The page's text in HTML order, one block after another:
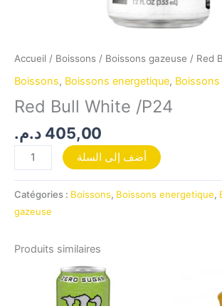
Accueil / Boissons / Boissons gazeuse / Red
Boissons, Boissons energetique,
Red Bull White /P24
405,00 د.م.
أضف إلى السلة
Catégories : Boissons, Boissons energetique,
gazeuse
Produits similaires